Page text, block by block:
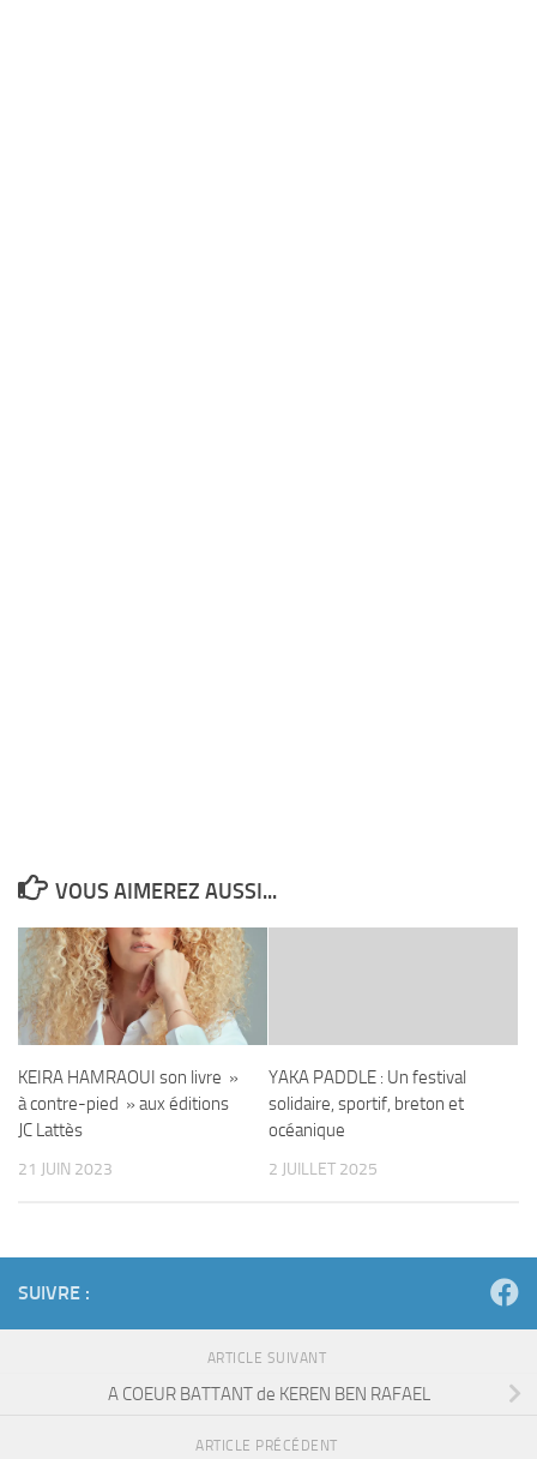
VOUS AIMEREZ AUSSI...
KEIRA HAMRAOUI son livre »
à contre-pied » aux éditions
JC Lattès
21 JUIN 2023
YAKA PADDLE : Un festival
solidaire, sportif, breton et
océanique
2 JUILLET 2025
SUIVRE :
ARTICLE SUIVANT
A COEUR BATTANT de KEREN BEN RAFAEL
ARTICLE PRÉCÉDENT